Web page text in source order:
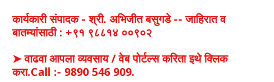
कार्यकारी संपादक - श्री. अभिजीत बसुगडे -- जाहिरात व
बातम्यांसाठी : +९१ ९८८१४ ००९०२
➤ वाढवा आपला व्यवसाय / वेब पोर्टल्स करिता इथे क्लिक
करा.Call :- 9890 546 909.